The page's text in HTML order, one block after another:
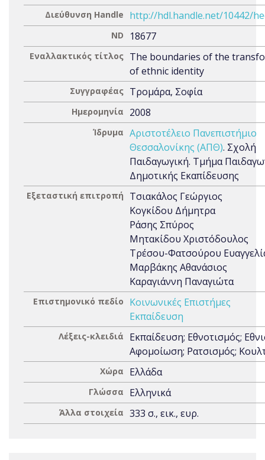
Διεύθυνση Handle http://hdl.handle.net/10442/
ND 18677
Εναλλακτικός τίτλος The boundaries of the
of ethnic identity
Συγγραφέας Τρομάρα, Σοφία
Ημερομηνία 2008
Ίδρυμα Αριστοτέλειο Πανεπιστήμιο
Θεσσαλονίκης (ΑΠΘ). Σχολή
Παιδαγωγική. Τμήμα
Δημοτικής Εκαπίδευσης
Εξεταστική επιτροπή
Τσιακάλος Γεώργιος
Κογκίδου Δήμητρα
Ράσης Σπύρος
Μητακίδου Χριστόδουλος
Τρέσου-Φατσούρου
Μαρβάκης Αθανάσιος
Καραγιάννη Παναγιώτα
Επιστημονικό πεδίο
Κοινωνικές Επιστήμες
Εκπαίδευση
Λέξεις-κλειδιά
Εκπαίδευση; Εθνοτισμός;
Αφομοίωση; Ρατσισμός;
Χώρα Ελλάδα
Γλώσσα Ελληνικά
Άλλα στοιχεία 333 σ., εικ., ευρ.